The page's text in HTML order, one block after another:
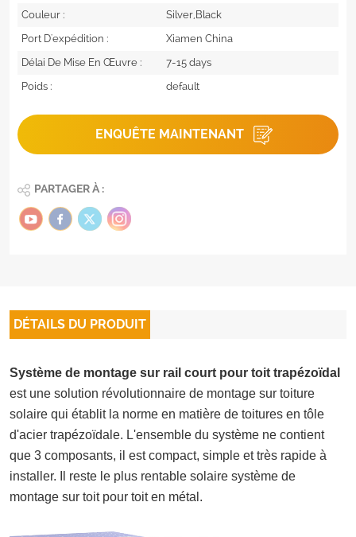
Couleur :
Silver,Black
Port D'expédition :
Xiamen China
Délai De Mise En Œuvre :
7-15 days
Poids :
default
ENQUÊTE MAINTENANT
PARTAGER À :
DÉTAILS DU PRODUIT
Système de montage sur rail court pour toit trapézoïdal
est une solution révolutionnaire de montage sur toiture
solaire qui établit la norme en matière de toitures en tôle
d'acier trapézoïdale. L'ensemble du système ne contient
que 3 composants, il est compact, simple et très rapide à
installer. Il reste le plus rentable solaire système de
montage sur toit pour toit en métal .